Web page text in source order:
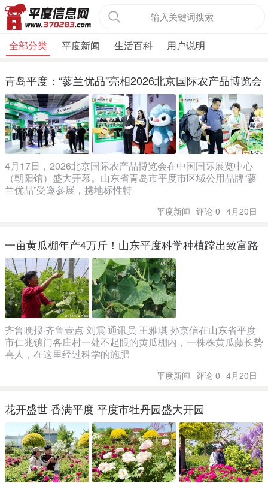
输入关键词搜索
全部分类 平度新闻 生活百科 用户说明
青岛平度：“蓼兰优品”亮相2026北京国际农产品博览会
4月17日，2026北京国际农产品博览会在中国国际展览中心
（朝阳馆）盛大开幕。山东省青岛市平度市区域公用品牌“蓼
兰优品”受邀参展，携地标性特
平度新闻 评论 0 4月20日
一亩黄瓜棚年产4万斤！山东平度科学种植蹚出致富路
齐鲁晚报·齐鲁壹点 刘震 通讯员 王雅琪 孙京信在山东省平度
市仁兆镇门各庄村一处不起眼的黄瓜棚内，一株株黄瓜藤长势
喜人，在这里经过科学的施肥
平度新闻 评论 0 4月20日
花开盛世 香满平度 平度市牡丹园盛大开园